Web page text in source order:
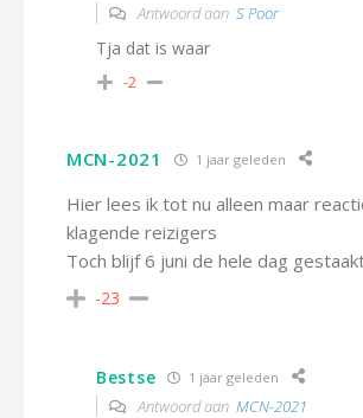
Antwoord aan S Poor
Tja dat is waar
-2
MCN-2021 1 jaar geleden
Hier lees ik tot nu alleen maar
klagende reizigers
Toch blijf 6 juni de hele dag
-23
Bestse 1 jaar geleden
Antwoord aan MCN-2021